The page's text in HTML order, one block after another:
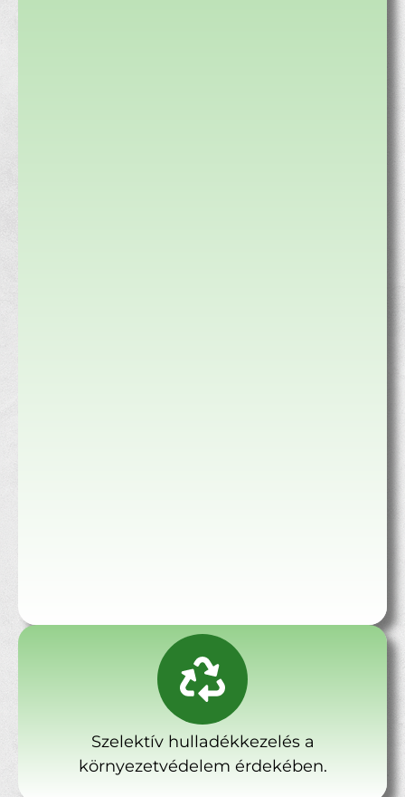
Szelektív hulladékkezelés a
környezetvédelem érdekében.